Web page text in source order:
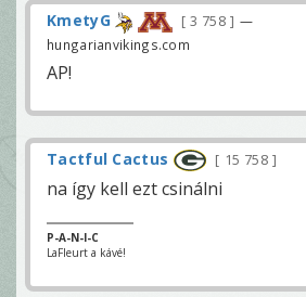
KmetyG 3 758
—
hungarianvikings.com
AP!
Tactful Cactus 15 758
na így kell ezt csinálni
P-A-N-I-C
LaFleurt a kávé!